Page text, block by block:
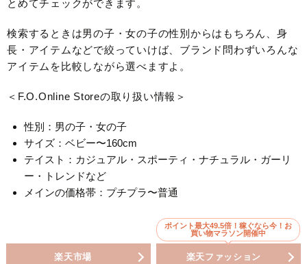
とめてチェックができます。
検索するときは男の子・女の子の性別からはもちろん、身
長・アイテムなどで絞っていけば、ブランド問わずいろんな
アイテムを比較しながら選べますよ。
＜F.O.Online Storeの取り扱い情報＞
性別：男の子・女の子
サイズ：ベビー〜160cm
テイスト：カジュアル・スポーティ・ナチュラル・ガーリ
ー・トレンドなど
メインの価格帯：プチプラ〜普通
楽天市場
ポイント最大49.5倍！稼ぐなら今！お
買い物マラソン開催中
楽天ファッション